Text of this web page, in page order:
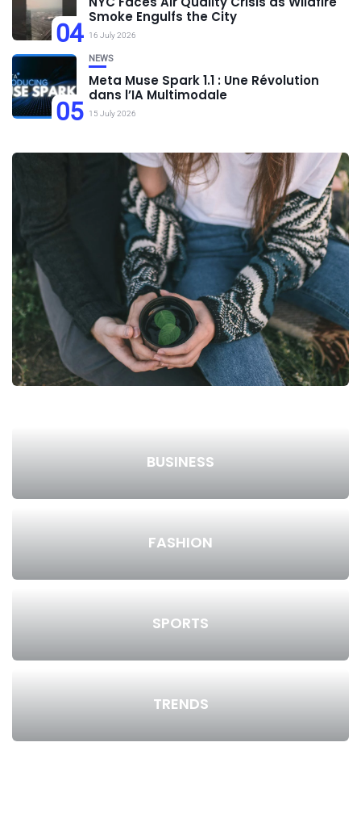
04
Smoke Engulfs the City
16 July 2026
05
NEWS
Meta Muse Spark 1.1 : Une Révolution
dans l’IA Multimodale
15 July 2026
BUSINESS
FASHION
SPORTS
TRENDS